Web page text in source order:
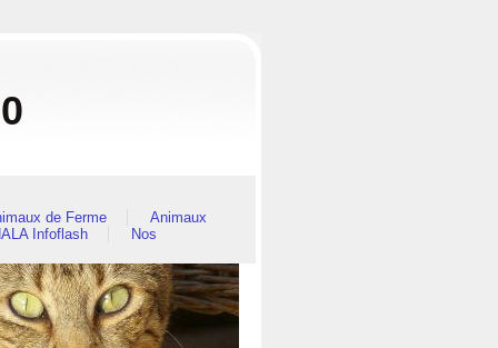
de Ferme
Animaux
Infoflash
Nos